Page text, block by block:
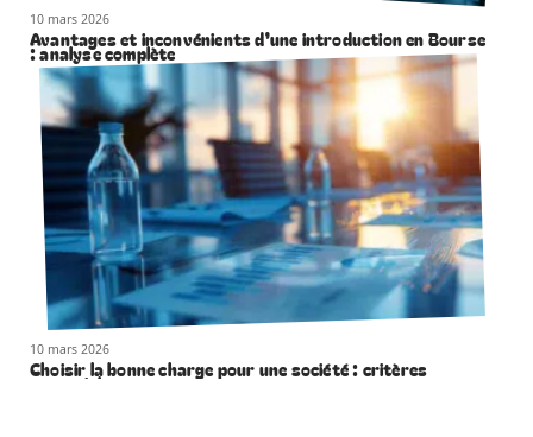
10 mars 2026
Avantages et inconvénients d’une introduction en Bourse
: analyse complète
10 mars 2026
Choisir la bonne charge pour une société : critères
essentiels